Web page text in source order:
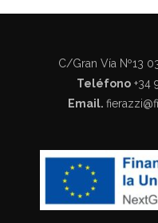
C/Gran Vía Nº13
Teléfono +34
Email.